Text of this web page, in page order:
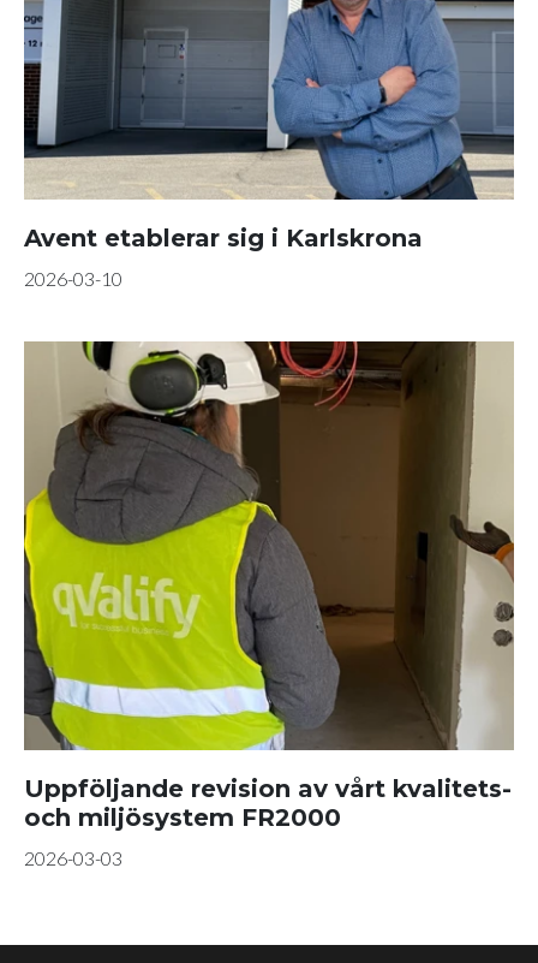
Avent etablerar sig i Karlskrona
2026-03-10
Uppföljande revision av vårt kvalitets-
och miljösystem FR2000
2026-03-03